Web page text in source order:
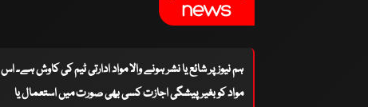
ہم نیوز پر شائع یا نشر ہونے والا مواد ادارتی ٹیم کی کاوش ہے۔ اس
مواد کو بغیر پیشگی اجازت کسی بھی صورت میں استعمال یا